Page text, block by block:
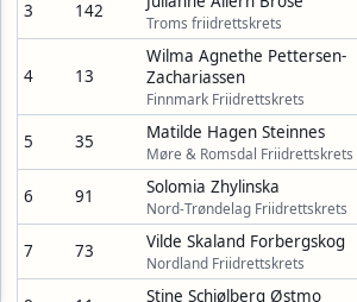
3 142
Troms friidrettskrets
4 13
Wilma Agnethe Pettersen-
Zachariassen
Finnmark Friidrettskrets
5 35 Matilde Hagen Steinnes
Møre & Romsdal Friidrettskrets
6 91 Solomia Zhylinska
Nord-Trøndelag Friidrettskrets
7 73 Vilde Skaland Forbergskog
Nordland Friidrettskrets
Stine Schjølberg Østmo